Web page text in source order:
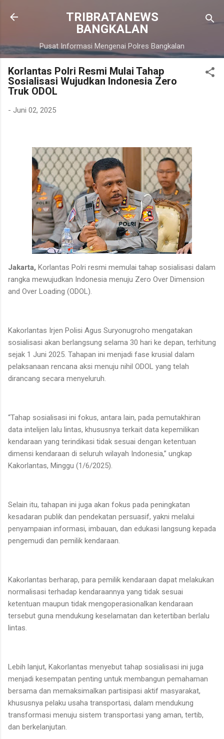
Langsung ke konten utama
TRIBRATANEWS
BANGKALAN
Pusat Informasi Mengenai Polres Bangkalan
Korlantas Polri Resmi Mulai Tahap
Sosialisasi Wujudkan Indonesia Zero
Truk ODOL
- Juni 02, 2025
Jakarta, Korlantas Polri resmi memulai tahap sosialisasi dalam
rangka mewujudkan Indonesia menuju Zero Over Dimension
and Over Loading (ODOL).
Kakorlantas Irjen Polisi Agus Suryonugroho mengatakan
sosialisasi akan berlangsung selama 30 hari ke depan, terhitung
sejak 1 Juni 2025. Tahapan ini menjadi fase krusial dalam
pelaksanaan rencana aksi menuju nihil ODOL yang telah
dirancang secara menyeluruh.
“Tahap sosialisasi ini fokus, antara lain, pada pemutakhiran
data intelijen lalu lintas, khususnya terkait data kepemilikan
kendaraan yang terindikasi tidak sesuai dengan ketentuan
dimensi kendaraan di seluruh wilayah Indonesia,” ungkap
Kakorlantas, Minggu (1/6/2025).
Selain itu, tahapan ini juga akan fokus pada peningkatan
kesadaran publik dan pendekatan persuasif, yakni melalui
penyampaian informasi, imbauan, dan edukasi langsung kepada
pengemudi dan pemilik kendaraan.
Kakorlantas berharap, para pemilik kendaraan dapat melakukan
normalisasi terhadap kendaraannya yang tidak sesuai
ketentuan maupun tidak mengoperasionalkan kendaraan
tersebut guna mendukung keselamatan dan ketertiban berlalu
lintas.
Lebih lanjut, Kakorlantas menyebut tahap sosialisasi ini juga
menjadi kesempatan penting untuk membangun pemahaman
bersama dan memaksimalkan partisipasi aktif masyarakat,
khususnya pelaku usaha transportasi, dalam mendukung
transformasi menuju sistem transportasi yang aman, tertib,
dan berkelanjutan.